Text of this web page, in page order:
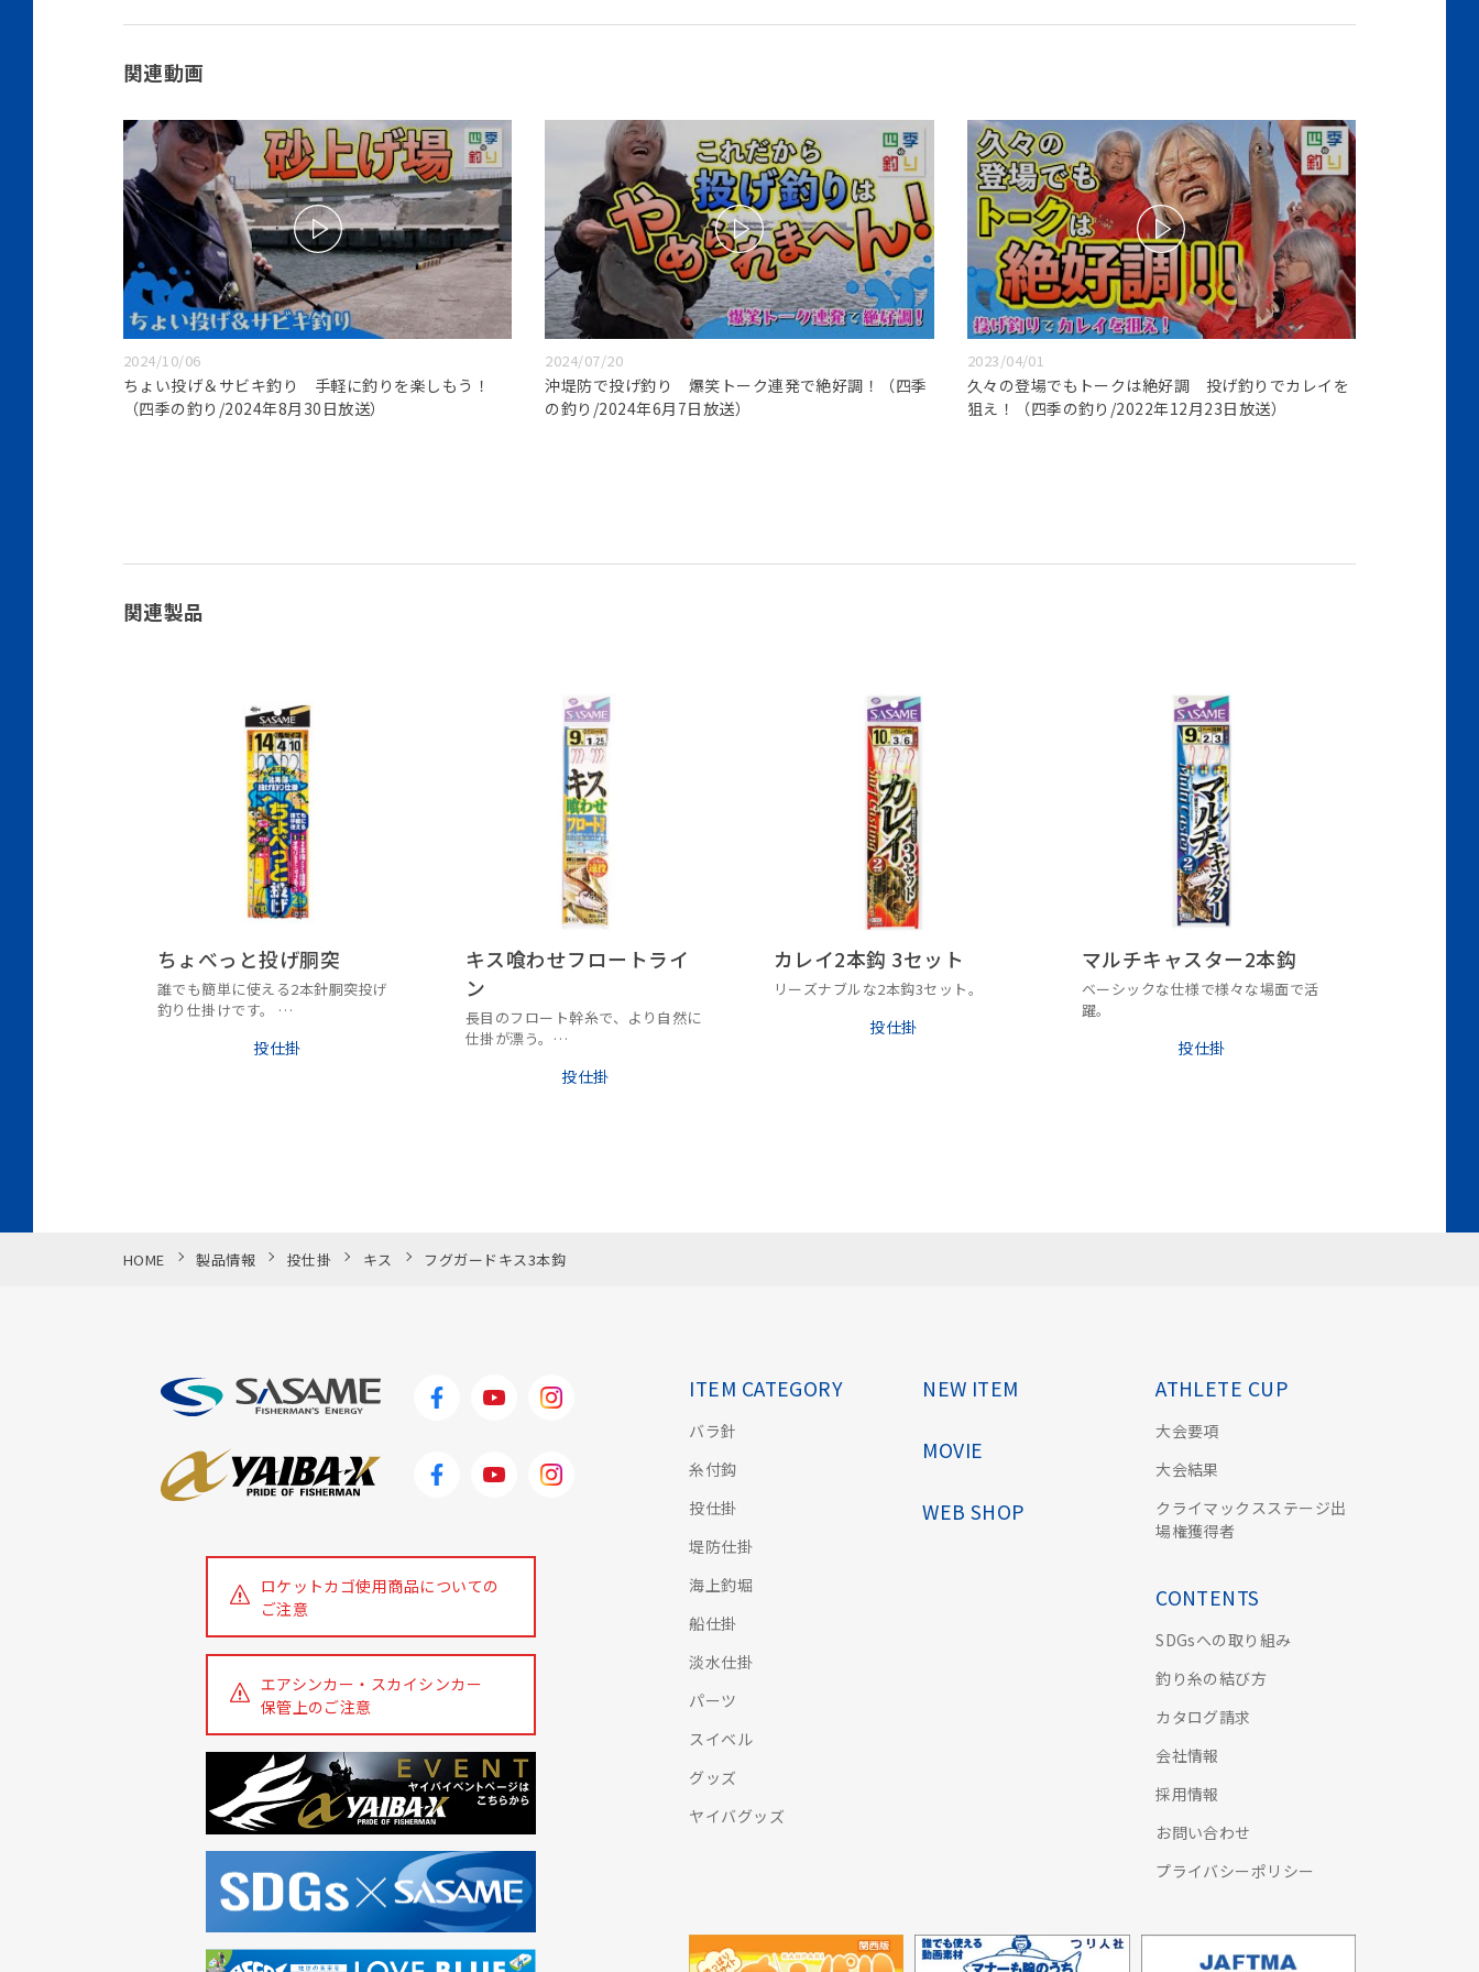
関連動画
2024/10/06
ちょい投げ＆サビキ釣り 手軽に釣りを楽しもう！
（四季の釣り/2024年8月30日放送）
2024/07/20
沖堤防で投げ釣り 爆笑トーク連発で絶好調！（四季
の釣り/2024年6月7日放送）
2023/04/01
久々の登場でもトークは絶好調 投げ釣りでカレイを
狙え！（四季の釣り/2022年12月23日放送）
関連製品
ちょべっと投げ胴突
誰でも簡単に使える2本針胴突投げ
釣り仕掛けです。
投仕掛
キス喰わせフロートライ
ン
長目のフロート幹糸で、より自然に
仕掛が漂う。
投仕掛
カレイ2本鈎 3セット
リーズナブルな2本鈎3セット。
投仕掛
マルチキャスター2本鈎
ベーシックな仕様で様々な場面で活
躍。
投仕掛
HOME 製品情報 投仕掛 キス フグガードキス3本鈎
ロケットカゴ使用商品についての
ご注意
エアシンカー・スカイシンカー
保管上のご注意
ITEM CATEGORY
バラ針
糸付鈎
投仕掛
堤防仕掛
海上釣堀
船仕掛
淡水仕掛
パーツ
スイベル
グッズ
ヤイバグッズ
NEW ITEM
MOVIE
WEB SHOP
ATHLETE CUP
大会要項
大会結果
クライマックスステージ出
場権獲得者
CONTENTS
SDGsへの取り組み
釣り糸の結び方
カタログ請求
会社情報
採用情報
お問い合わせ
プライバシーポリシー